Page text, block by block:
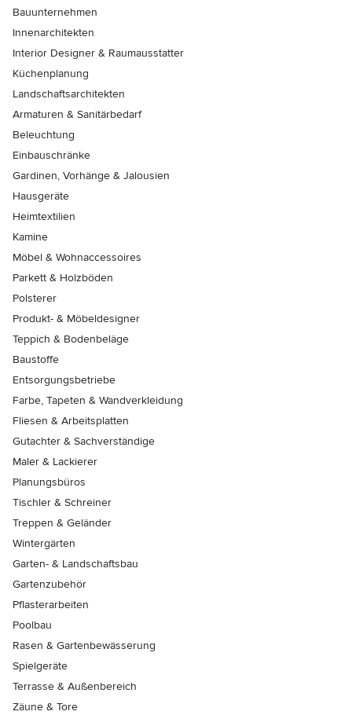
Bauunternehmen
Innenarchitekten
Interior Designer & Raumausstatter
Küchenplanung
Landschaftsarchitekten
Armaturen & Sanitärbedarf
Beleuchtung
Einbauschränke
Gardinen, Vorhänge & Jalousien
Hausgeräte
Heimtextilien
Kamine
Möbel & Wohnaccessoires
Parkett & Holzböden
Polsterer
Produkt- & Möbeldesigner
Teppich & Bodenbeläge
Baustoffe
Entsorgungsbetriebe
Farbe, Tapeten & Wandverkleidung
Fliesen & Arbeitsplatten
Gutachter & Sachverständige
Maler & Lackierer
Planungsbüros
Tischler & Schreiner
Treppen & Geländer
Wintergärten
Garten- & Landschaftsbau
Gartenzubehör
Pflasterarbeiten
Poolbau
Rasen & Gartenbewässerung
Spielgeräte
Terrasse & Außenbereich
Zäune & Tore